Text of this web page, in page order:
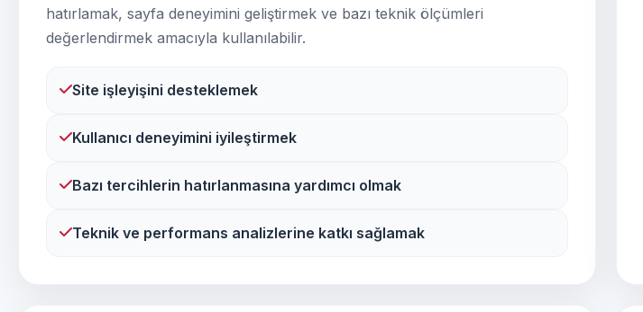
hatırlamak, sayfa deneyimini geliştirmek ve bazı teknik ölçümleri
değerlendirmek amacıyla kullanılabilir.
Site işleyişini desteklemek
Kullanıcı deneyimini iyileştirmek
Bazı tercihlerin hatırlanmasına yardımcı olmak
Teknik ve performans analizlerine katkı sağlamak